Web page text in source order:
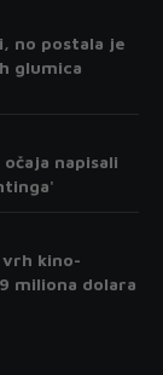
no postala je
glumica
napisali
vrh kino-
miliona dolara